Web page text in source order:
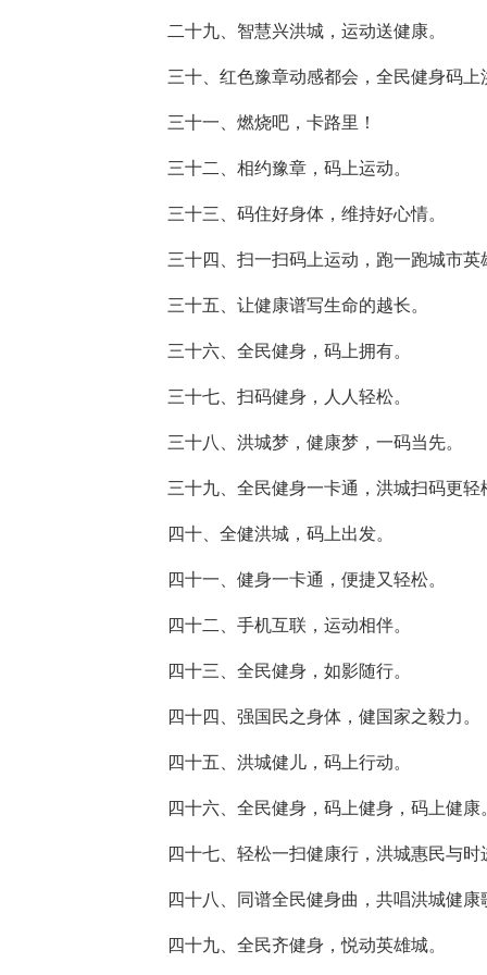
二十九、智慧兴洪城，运动送健康。
三十、红色豫章动感都会，全民健身码上
三十一、燃烧吧，卡路里！
三十二、相约豫章，码上运动。
三十三、码住好身体，维持好心情。
三十四、扫一扫码上运动，跑一跑城市英
三十五、让健康谱写生命的越长。
三十六、全民健身，码上拥有。
三十七、扫码健身，人人轻松。
三十八、洪城梦，健康梦，一码当先。
三十九、全民健身一卡通，洪城扫码更轻
四十、全健洪城，码上出发。
四十一、健身一卡通，便捷又轻松。
四十二、手机互联，运动相伴。
四十三、全民健身，如影随行。
四十四、强国民之身体，健国家之毅力。
四十五、洪城健儿，码上行动。
四十六、全民健身，码上健身，码上健康
四十七、轻松一扫健康行，洪城惠民与时
四十八、同谱全民健身曲，共唱洪城健康
四十九、全民齐健身，悦动英雄城。